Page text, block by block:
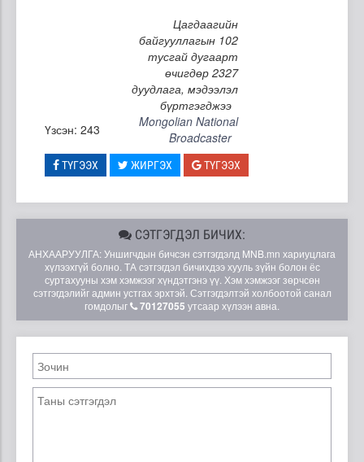
Цагдаагийн
байгууллагын 102
тусгай дугаарт
өчигдөр 2327
дуудлага, мэдээлэл
бүртгэгджээ
Үзсэн: 243
Mongolian National
Broadcaster
ТҮГЭЭХ ЖИРГЭХ ТҮГЭЭХ
СЭТГЭГДЭЛ БИЧИХ:
АНХААРУУЛГА: Уншигчдын бичсэн сэтгэгдэлд MNB.mn хариуцлага
хүлээхгүй болно. ТА сэтгэгдэл бичихдээ хууль зүйн болон ёс
суртахууны хэм хэмжээг хүндэтгэнэ үү. Хэм хэмжээг зөрчсөн
сэтгэгдэлийг админ устгах эрхтэй. Сэтгэгдэлтэй холбоотой санал
гомдолыг
70127055 утсаар хүлээн авна.